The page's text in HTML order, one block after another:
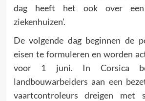
dag heeft het ook over
ziekenhuizen’.
De volgende dag beginnen de
eisen te formu­leren en worden
voor 1 juni. In Corsica
landbouwarbeiders aan een
vaartcontroleurs dreigen met